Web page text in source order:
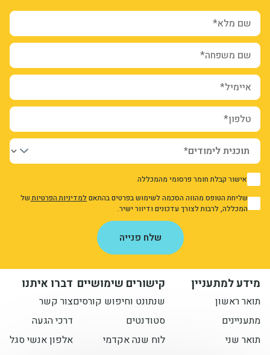
שם מלא*
שם משפחה*
איימיל*
טלפון*
1 אישור קבלת חומר פרסומי מהמכללה
1
אני מאשר/ת את מדיניות הפרטיות
שליחת הטופס מהווה הסכמה לשימוש בפרטים בהתאםלמדיניות הפרטיותשל
המכללה, לרבות לצורך עדכונים ודיוור ישיר.
שלח פנייה
מידע למתעניין
תואר ראשון
מתעניינים
תואר שני
קישורים שימושיים
שנתונט וחיפוש קורסים
סטודנטים
לוח שנה אקדמי
דברו איתנו
צור קשר
דרכי הגעה
אלפון אנשי סגל